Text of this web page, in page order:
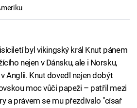
byl vikingský král Knut pánem
nejen v Dánsku, ale i Norsku,
Anglii. Knut dovedl nejen dobýt
moc vůči papeži – patřil mezi
a právem se mu přezdívalo "císař